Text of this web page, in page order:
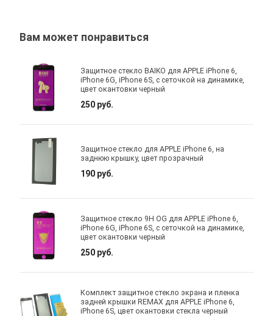
Вам может понравиться
Защитное стекло BAIKO для APPLE iPhone 6,
iPhone 6G, iPhone 6S, с сеточкой на динамике,
цвет окантовки черный
250 руб.
Защитное стекло для APPLE iPhone 6, на
заднюю крышку, цвет прозрачный
190 руб.
Защитное стекло 9H OG для APPLE iPhone 6,
iPhone 6G, iPhone 6S, с сеточкой на динамике,
цвет окантовки черный
250 руб.
Комплект защитное стекло экрана и пленка
задней крышки REMAX для APPLE iPhone 6,
iPhone 6S, цвет окантовки стекла черный